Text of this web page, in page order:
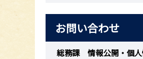
お問い合わせ
総務課 情報公開・個人